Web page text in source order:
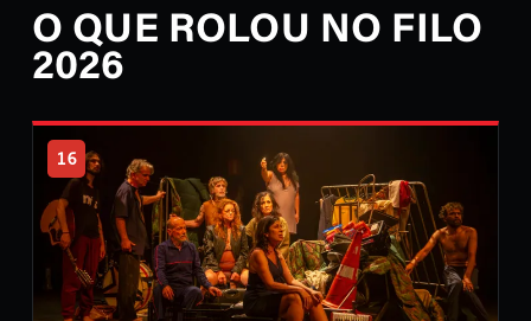
O QUE ROLOU NO FILO
2026
16